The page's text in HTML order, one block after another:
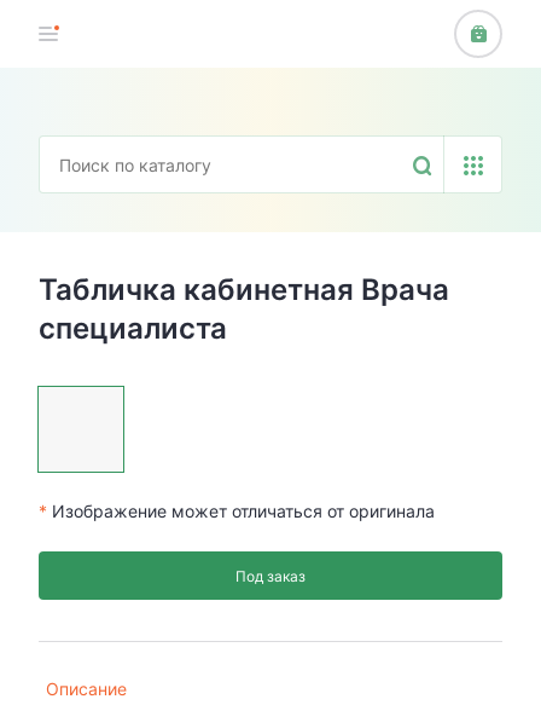
Табличка кабинетная Врача
специалиста
* Изображение может отличаться от оригинала
Под заказ
Описание